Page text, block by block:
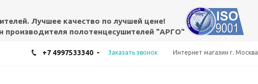
Лучшее качество по лучшей цене!
производителя полотенцесушителей "АРГО"
Интернет магазин г. Москва
+7 4997533340 Заказать звонок